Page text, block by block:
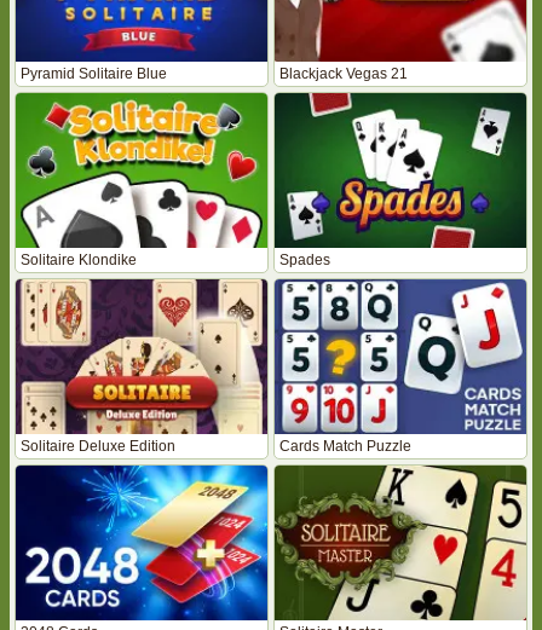
Pyramid Solitaire Blue Blackjack Vegas 21
Solitaire Klondike Spades
Solitaire Deluxe Edition Cards Match Puzzle